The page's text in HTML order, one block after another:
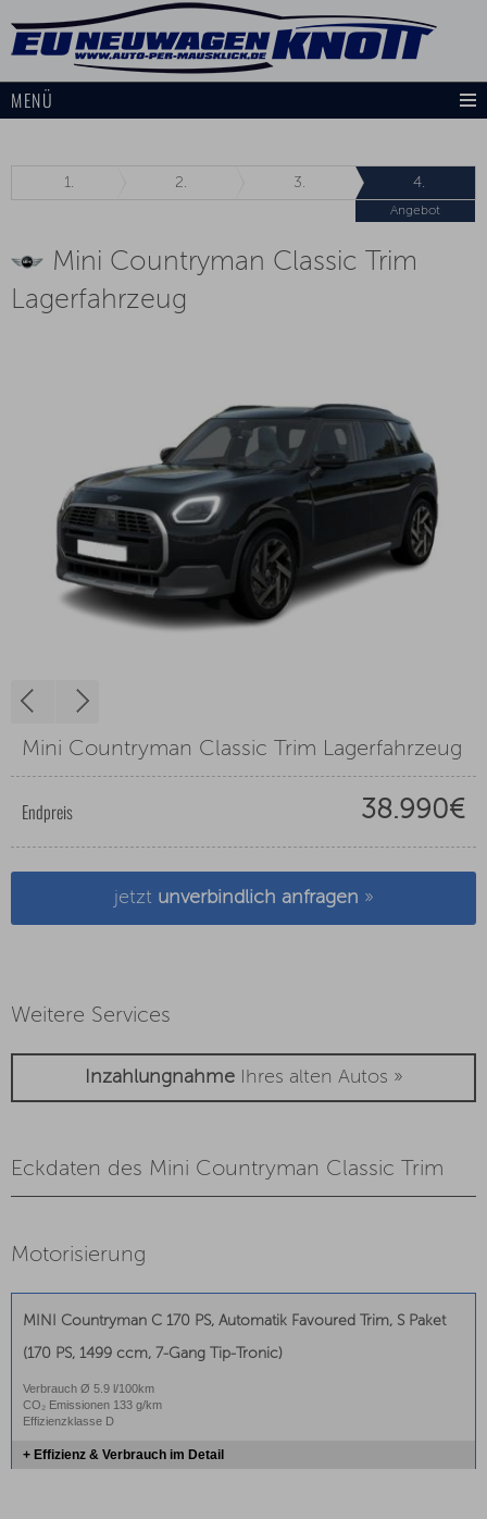
MENÜ
1. 2. 3. 4.
Angebot
Mini Countryman Classic Trim
Lagerfahrzeug
Mini Countryman Classic Trim Lagerfahrzeug
Endpreis 38.990€
jetzt unverbindlich anfragen »
Weitere Services
InzahlungnahmeIhres alten Autos »
Eckdaten des Mini Countryman Classic Trim
Motorisierung
MINI Countryman C 170 PS, Automatik Favoured Trim, S Paket
(170 PS, 1499 ccm, 7-Gang Tip-Tronic)
Verbrauch Ø 5.9 l/100km
CO₂ Emissionen 133 g/km
Effizienzklasse D
+ Effizienz & Verbrauch im Detail